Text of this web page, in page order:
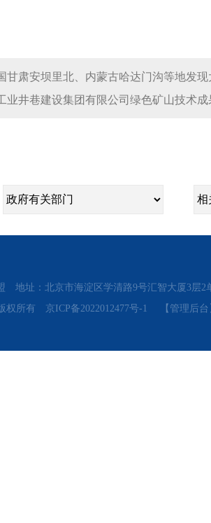
甘肃安坝里北、内蒙古哈达门沟等地发
业井巷建设集团有限公司绿色矿山技术成
地址：北京市海淀区学清路9号汇智大厦3层
权所有 京ICP备2022012477号-1 【管理后